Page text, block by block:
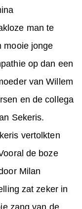
man te
mooie jonge
op dan een
van Willem
en de collega
Sekeris.
vertolkten
de boze
Milan
zat zeker in
zang van de